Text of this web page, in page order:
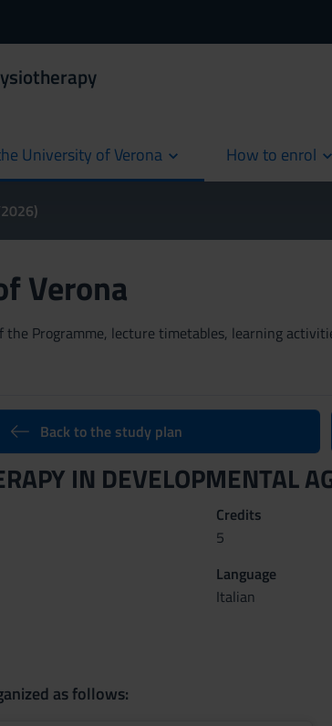
University of Verona How to enrol
Verona
Programme, lecture timetables, learning
Back to the study plan
IN DEVELOPMENTAL
Credits
5
Language
Italian
as follows: